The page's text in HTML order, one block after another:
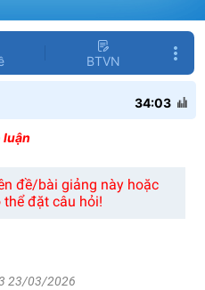
BTVN
34:03
luận
đề/bài giảng này hoặc
đặt câu hỏi!
23/03/2026